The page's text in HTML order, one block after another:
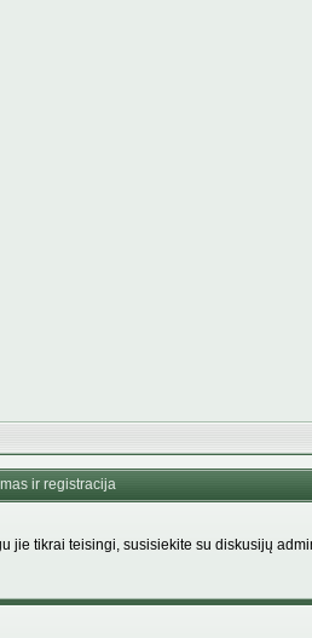
ir registracija
tikrai teisingi, susisiekite su diskusijų